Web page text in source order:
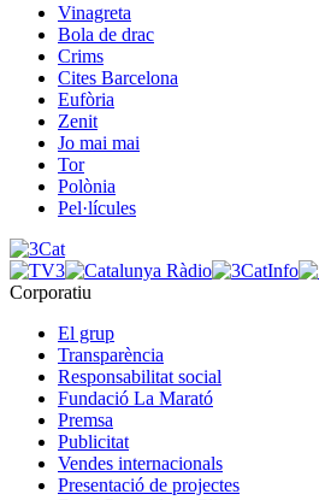
Vinagreta
Bola de drac
Crims
Cites Barcelona
Eufòria
Zenit
Jo mai mai
Tor
Polònia
Pel·lícules
Corporatiu
El grup
Transparència
Responsabilitat social
Fundació La Marató
Premsa
Publicitat
Vendes internacionals
Presentació de projectes